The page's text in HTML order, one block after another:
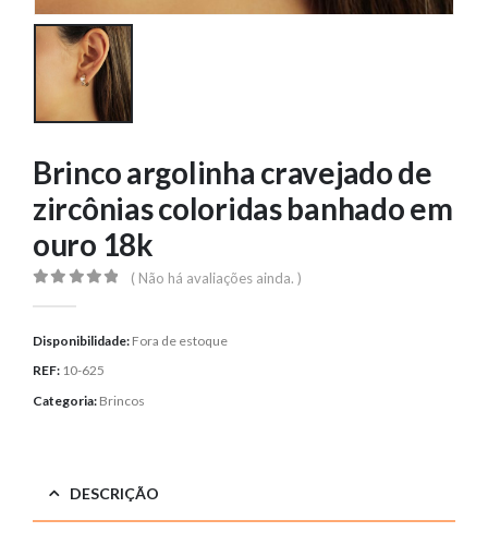
Brinco argolinha cravejado de
zircônias coloridas banhado em
ouro 18k
( Não há avaliações ainda. )
Disponibilidade: Fora de estoque
REF: 10-625
Categoria: Brincos
DESCRIÇÃO